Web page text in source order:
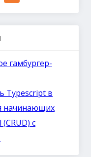
гамбургер-
Typescript в
начинающих
с